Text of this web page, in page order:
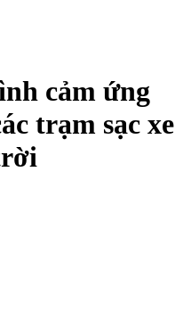
cảm ứng
trạm sạc xe